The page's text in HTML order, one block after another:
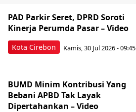
Kota Cirebon
PAD Parkir Seret, DPRD Soroti
Kinerja Perumda Pasar – Video
Kamis, 30 Jul 2026 - 09:45
BUMD Minim Kontribusi Yang
Bebani APBD Tak Layak
Dipertahankan – Video